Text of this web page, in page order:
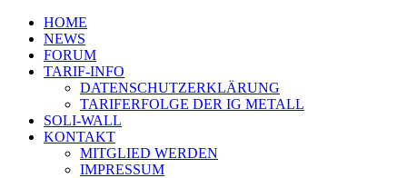
HOME
NEWS
FORUM
TARIF-INFO
DATENSCHUTZERKLÄRUNG
TARIFERFOLGE DER IG METALL
SOLI-WALL
KONTAKT
MITGLIED WERDEN
IMPRESSUM